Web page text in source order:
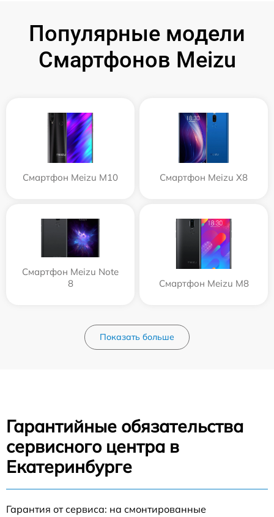
Популярные модели
Смартфонов Meizu
Смартфон Meizu M10 Смартфон Meizu X8
Смартфон Meizu Note
8
Смартфон Meizu M8
Показать больше
Гарантийные обязательства
сервисного центра в
Екатеринбурге
Гарантия от сервиса: на смонтированные